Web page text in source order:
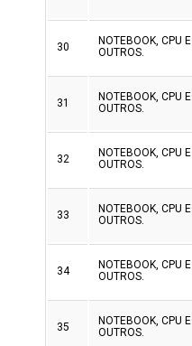
30
NOTEBOOK, CPU E
OUTROS.
31
NOTEBOOK, CPU E
OUTROS.
32
NOTEBOOK, CPU E
OUTROS.
33
NOTEBOOK, CPU E
OUTROS.
34
NOTEBOOK, CPU E
OUTROS.
35
NOTEBOOK, CPU E
OUTROS.